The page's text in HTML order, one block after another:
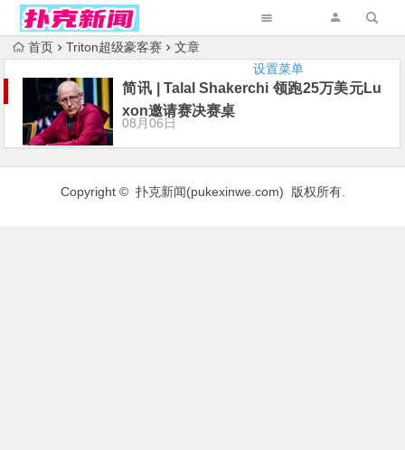
设置菜单
首页 Triton超级豪客赛 文章
简讯 | Talal Shakerchi 领跑25万美元Lu
xon邀请赛决赛桌
08月06日
Copyright © 扑克新闻(pukexinwe.com) 版权所有.